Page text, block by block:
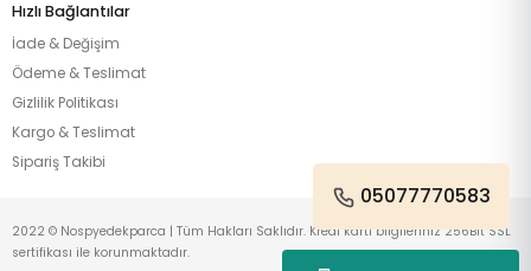
Hızlı Bağlantılar
İade & Değişim
Ödeme & Teslimat
Gizlilik Politikası
Kargo & Teslimat
Sipariş Takibi
05077770583
2022 © Nospyedekparca | Tüm Hakları Saklıdır. Kredi kartı bilgileriniz 256Bit SSL
sertifikası ile korunmaktadır.